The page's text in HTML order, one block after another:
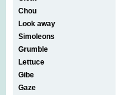
Chou
Look away
Simoleons
Grumble
Lettuce
Gibe
Gaze